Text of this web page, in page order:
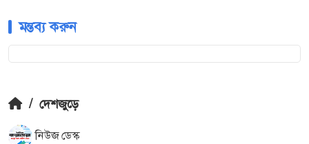
মন্তব্য করুন
/ দেশজুড়ে
নিউজ ডেস্ক